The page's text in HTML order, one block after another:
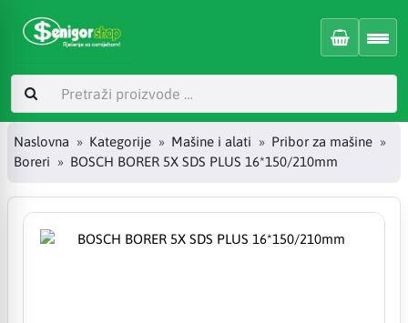
Naslovna Kategorije Mašine i alati
Pribor za mašine
Boreri
BOSCH BORER 5X SDS PLUS 16*150/210mm